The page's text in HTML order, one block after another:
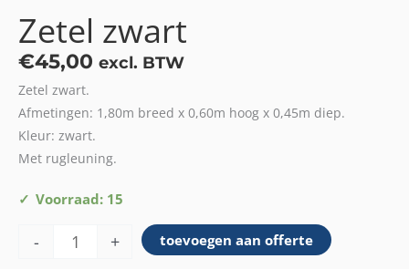
Zetel zwart
€45,00 excl. BTW
Zetel zwart.
Afmetingen: 1,80m breed x 0,60m hoog x 0,45m diep.
Kleur: zwart.
Met rugleuning.
Voorraad: 15
-
Zetel
aantal
+ toevoegen aan offerte